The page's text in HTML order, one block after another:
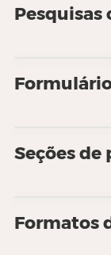
Pesquisas
Seções
Formatos